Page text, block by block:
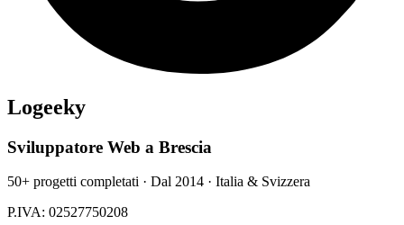
Logeeky
Sviluppatore Web a Brescia
50+ progetti completati · Dal 2014 · Italia & Svizzera
P.IVA: 02527750208